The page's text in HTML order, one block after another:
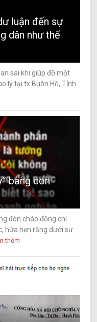
luận đến sự
dân như thế
sai khi giúp đỡ một
lý tại tx Buôn Hồ, Tỉnh
bằng con
đón chào đồng chí
hứa hẹn rằng dưới sự
thêm